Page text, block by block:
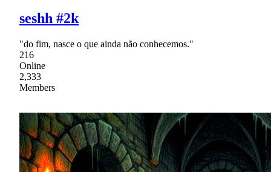
seshh #2k
"do fim, nasce o que ainda não conhecemos."
216
Online
2,333
Members